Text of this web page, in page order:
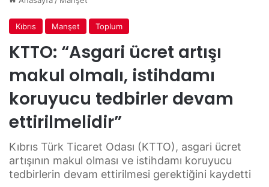
Kıbrıs Manşet Toplum
KTTO: “Asgari ücret artışı
makul olmalı, istihdamı
koruyucu tedbirler devam
ettirilmelidir”
Kıbrıs Türk Ticaret Odası (KTTO), asgari ücret
artışının makul olması ve istihdamı koruyucu
tedbirlerin devam ettirilmesi gerektiğini kaydetti